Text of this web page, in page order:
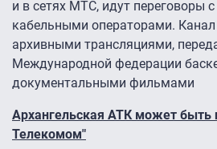
и в сетях МТС, идут переговоры
кабельными операторами. Канал
архивными трансляциями,
Международной федерации
документальными фильмами
Архангельская АТК может быть
Телекомом"